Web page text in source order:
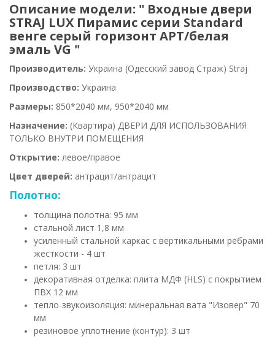
Описание модели: " Входные двери
STRAJ LUX Пирамис серии Standard
венге серый горизонт АРТ/белая
эмаль VG "
Производитель: Украина (Одесский завод Страж) Straj
Производство: Украина
Размеры: 850*2040 мм, 950*2040 мм
Назначение: (Квартира) ДВЕРИ ДЛЯ ИСПОЛЬЗОВАНИЯ
ТОЛЬКО ВНУТРИ ПОМЕЩЕНИЯ
Открытие: левое/правое
Цвет дверей: антрацит/антрацит
Полотно:
толщина полотна: 95 мм
стальной лист 1,8 мм
усиленный стальной каркас с вертикальными ребрами
жесткости - 4 шт
петля: 3 шт
декоративная отделка: плита МДФ (HLS) с покрытием
ПВХ 12 мм
тепло-звукоизоляция: минеральная вата "Изовер" 70
мм
резиновое уплотнение (контур): 3 шт